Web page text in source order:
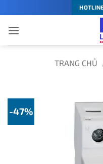
qua
nội
dung
TRANG CHỦ
-47%